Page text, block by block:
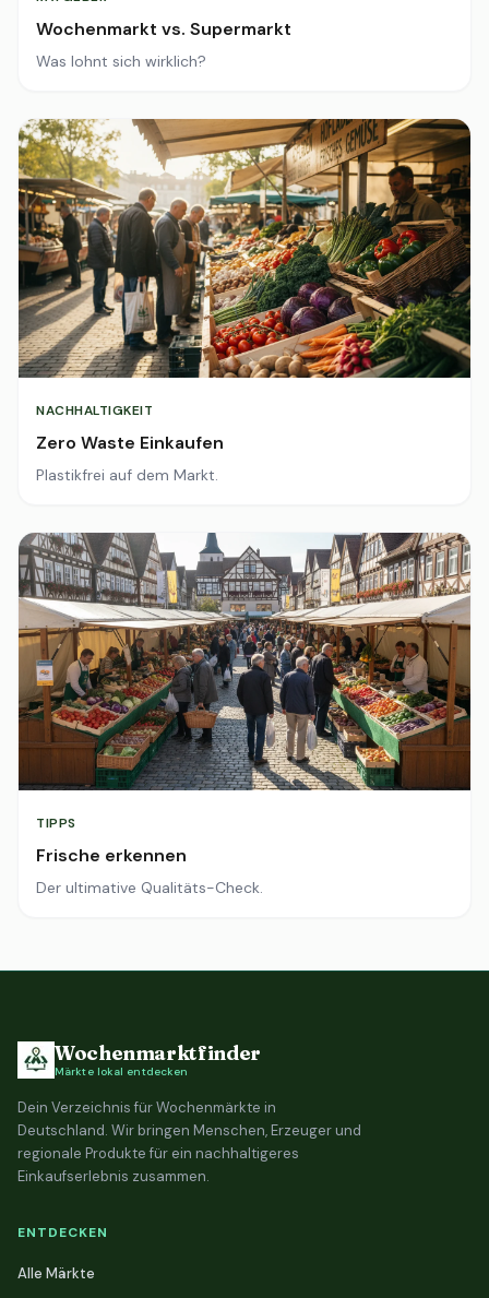
Wochenmarkt vs. Supermarkt
Was lohnt sich wirklich?
NACHHALTIGKEIT
Zero Waste Einkaufen
Plastikfrei auf dem Markt.
TIPPS
Frische erkennen
Der ultimative Qualitäts-Check.
Wochenmarktfinder
Märkte lokal entdecken
Dein Verzeichnis für Wochenmärkte in
Deutschland. Wir bringen Menschen, Erzeuger und
regionale Produkte für ein nachhaltigeres
Einkaufserlebnis zusammen.
ENTDECKEN
Alle Märkte